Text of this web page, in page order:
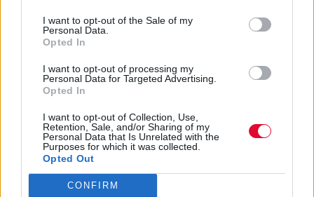
I want to opt-out of the Sale of my
Personal Data.
Opted In
I want to opt-out of processing my
Personal Data for Targeted Advertising.
Opted In
I want to opt-out of Collection, Use,
Retention, Sale, and/or Sharing of my
Personal Data that Is Unrelated with the
Purposes for which it was collected.
Opted Out
CONFIRM